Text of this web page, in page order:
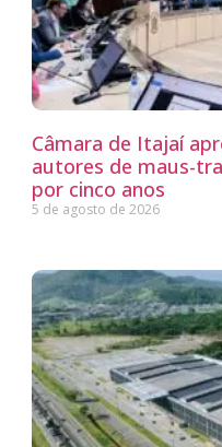
Câmara de Itajaí
autores de maus-
por cinco anos
5 de agosto de 2026